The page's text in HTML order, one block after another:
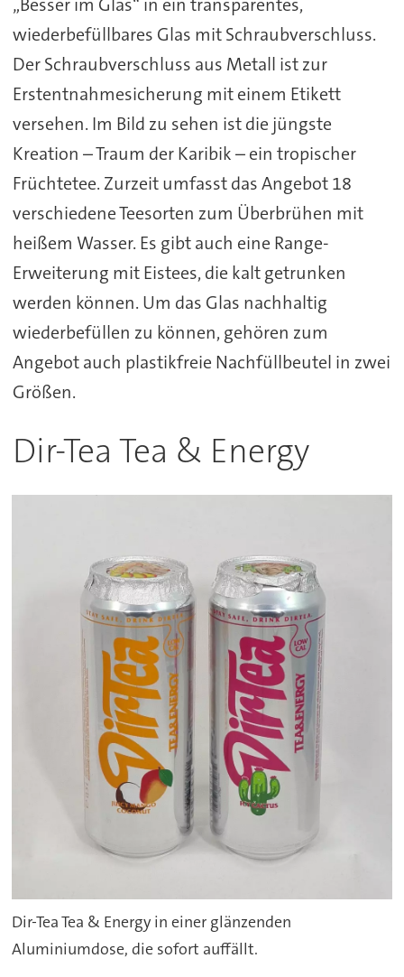
„Besser im Glas“ in ein transparentes,
wiederbefüllbares Glas mit Schraubverschluss.
Der Schraubverschluss aus Metall ist zur
Erstentnahmesicherung mit einem Etikett
versehen. Im Bild zu sehen ist die jüngste
Kreation – Traum der Karibik – ein tropischer
Früchtetee. Zurzeit umfasst das Angebot 18
verschiedene Teesorten zum Überbrühen mit
heißem Wasser. Es gibt auch eine Range-
Erweiterung mit Eistees, die kalt getrunken
werden können. Um das Glas nachhaltig
wiederbefüllen zu können, gehören zum
Angebot auch plastikfreie Nachfüllbeutel in zwei
Größen.
Dir-Tea Tea & Energy
Dir-Tea Tea & Energy in einer glänzenden
Aluminiumdose, die sofort auffällt.